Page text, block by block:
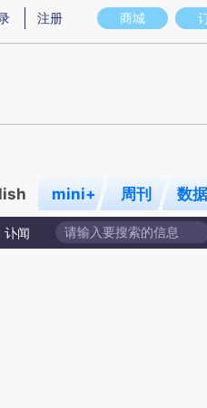
存在偏差。不代表财新观点和立场。
商城
注册
mini+ 周刊 数
讣闻